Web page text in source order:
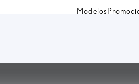
Modelos